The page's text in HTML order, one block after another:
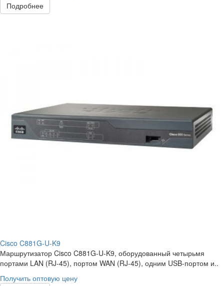
Подробнее
Cisco C881G-U-K9
Маршрутизатор Cisco C881G-U-K9, оборудованный четырьмя
портами LAN (RJ-45), портом WAN (RJ-45), одним USB-портом и..
Получить оптовую цену